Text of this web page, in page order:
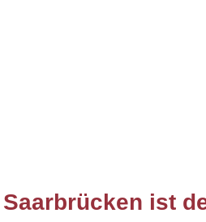
ist